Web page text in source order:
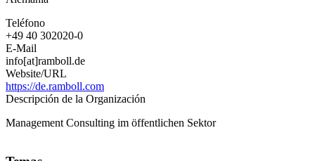
Teléfono
+49 40 302020-0
E-Mail
info[at]ramboll.de
Website/URL
https://de.ramboll.com
Descripción de la Organización
Management Consulting im öffentlichen Sektor